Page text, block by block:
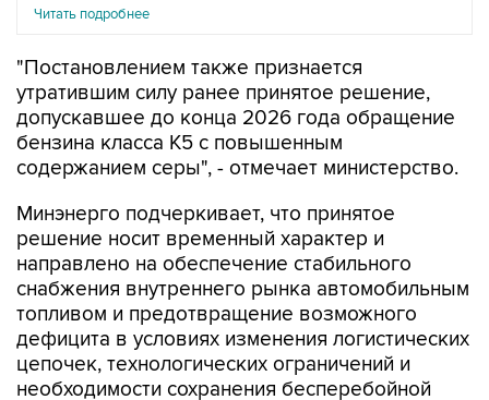
"Постановлением также признается
допускавшее до конца 2026 года обращение
бензина класса К5 с повышенным
содержанием серы", - отмечает министерство.
Минэнерго подчеркивает, что принятое
направлено на обеспечение стабильного
снабжения внутреннего рынка автомобильным
топливом и предотвращение возможного
дефицита в условиях изменения логистических
цепочек, технологических ограничений и
необходимости сохранения бесперебойной
работы топливного рынка.